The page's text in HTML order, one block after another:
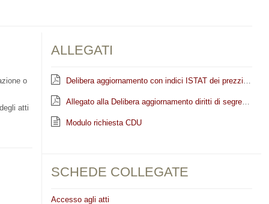
o
atti
ALLEGATI
Delibera aggiornamento con indici ISTAT dei prezzi al consumo dei diritti di segreteria su atti e certificazioni in materia urba
Allegato alla Delibera aggiornamento diritti di segreteria
Modulo richiesta CDU
SCHEDE COLLEGATE
Accesso agli atti